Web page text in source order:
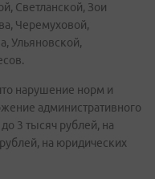
Светланской, Зои
Черемуховой,
Ульяновской,
нарушение норм и
административного
3 тысяч рублей, на
на юридических